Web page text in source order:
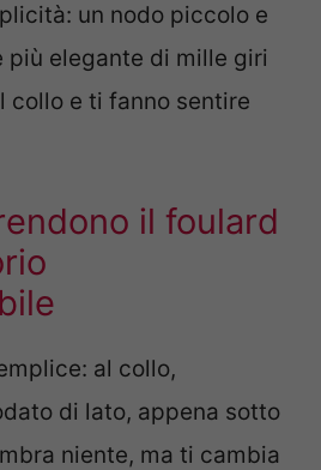
un nodo piccolo e
più elegante di mille giri
collo e ti fanno sentire
il foulard
al collo,
di lato, appena sotto
niente, ma ti cambia